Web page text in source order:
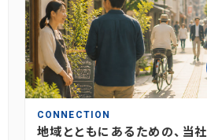
CONNECTION
地域とともにあるための、当社